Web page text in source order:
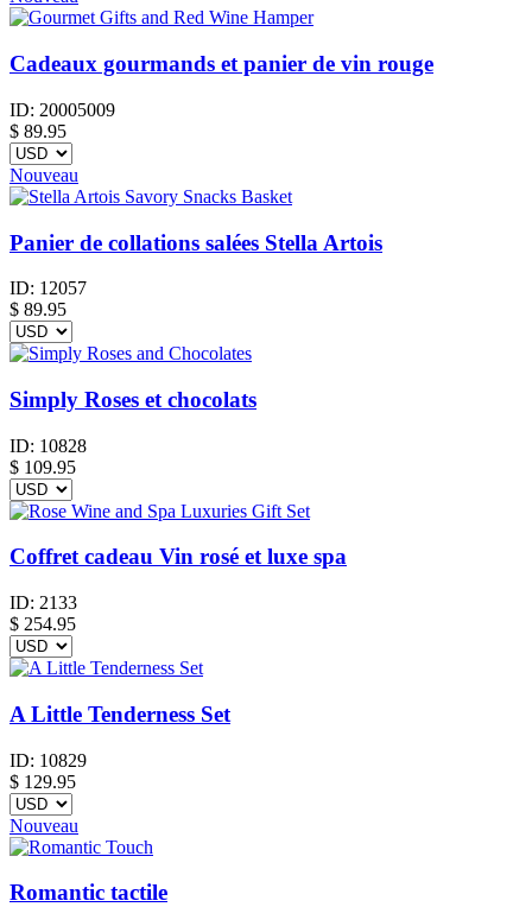
Cadeaux gourmands et panier de vin rouge
ID: 20005009
$ 89.95
Nouveau
Panier de collations salées Stella Artois
ID: 12057
$ 89.95
Simply Roses et chocolats
ID: 10828
$ 109.95
Coffret cadeau Vin rosé et luxe spa
ID: 2133
$ 254.95
A Little Tenderness Set
ID: 10829
$ 129.95
Nouveau
Romantic tactile